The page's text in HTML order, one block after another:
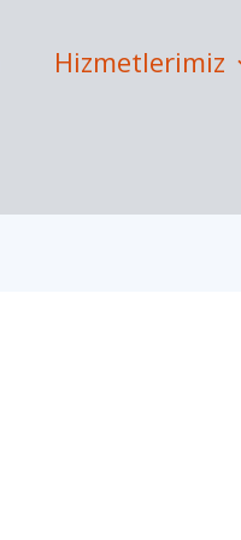
Hizmetlerimiz